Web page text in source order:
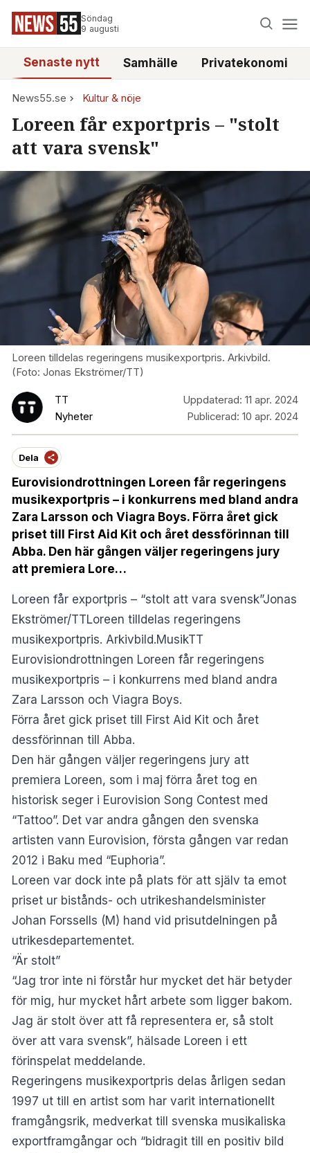
Söndag
9 augusti
Senaste nytt Samhälle Privatekonomi
News55.se Kultur & nöje
Loreen får exportpris – "stolt
att vara svensk"
Loreen tilldelas regeringens musikexportpris. Arkivbild.
(Foto: Jonas Ekströmer/TT)
TT
Nyheter
Uppdaterad: 11 apr. 2024
Publicerad: 10 apr. 2024
Dela
Eurovisiondrottningen Loreen får regeringens
musikexportpris – i konkurrens med bland andra
Zara Larsson och Viagra Boys. Förra året gick
priset till First Aid Kit och året dessförinnan till
Abba. Den här gången väljer regeringens jury
att premiera Lore…
Loreen får exportpris – “stolt att vara svensk”Jonas
Ekströmer/TTLoreen tilldelas regeringens
musikexportpris. Arkivbild.MusikTT
Eurovisiondrottningen Loreen får regeringens
musikexportpris – i konkurrens med bland andra
Zara Larsson och Viagra Boys.
Förra året gick priset till First Aid Kit och året
dessförinnan till Abba.
Den här gången väljer regeringens jury att
premiera Loreen, som i maj förra året tog en
historisk seger i Eurovision Song Contest med
“Tattoo”. Det var andra gången den svenska
artisten vann Eurovision, första gången var redan
2012 i Baku med “Euphoria”.
Loreen var dock inte på plats för att själv ta emot
priset ur bistånds- och utrikeshandelsminister
Johan Forssells (M) hand vid prisutdelningen på
utrikesdepartementet.
“Är stolt”
“Jag tror inte ni förstår hur mycket det här betyder
för mig, hur mycket hårt arbete som ligger bakom.
Jag är stolt över att få representera er, så stolt
över att vara svensk”, hälsade Loreen i ett
förinspelat meddelande.
Regeringens musikexportpris delas årligen sedan
1997 ut till en artist som har varit internationellt
framgångsrik, medverkat till svenska musikaliska
exportframgångar och “bidragit till en positiv bild